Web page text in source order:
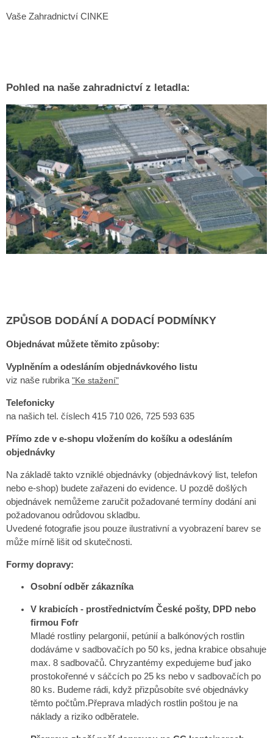
Vaše Zahradnictví CINKE
Pohled na naše zahradnictví z letadla:
ZPŮSOB DODÁNÍ A DODACÍ PODMÍNKY
Objednávat můžete těmito způsoby:
Vyplněním a odesláním objednávkového listu
viz naše rubrika "Ke stažení"
Telefonicky
na našich tel. číslech 415 710 026, 725 593 635
Přímo zde v e-shopu vložením do košíku a odesláním
objednávky
Na základě takto vzniklé objednávky (objednávkový list, telefon
nebo e-shop) budete zařazeni do evidence. U pozdě došlých
objednávek nemůžeme zaručit požadované termíny dodání ani
požadovanou odrůdovou skladbu.
Uvedené fotografie jsou pouze ilustrativní a vyobrazení barev se
může mírně lišit od skutečnosti.
Formy dopravy:
Osobní odběr zákazníka
V krabicích - prostřednictvím České pošty, DPD nebo
firmou Fofr
Mladé rostliny pelargonií, petúnií a balkónových rostlin
dodáváme v sadbovačích po 50 ks, jedna krabice obsahuje
max. 8 sadbovačů. Chryzantémy expedujeme buď jako
prostokořenné v sáčcích po 25 ks nebo v sadbovačích po
80 ks. Budeme rádi, když přizpůsobíte své objednávky
těmto počtům.Přeprava mladých rostlin poštou je na
náklady a riziko odběratele.